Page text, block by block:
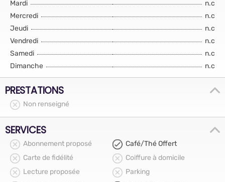
Mardi
n.c
Mercredi
n.c
Jeudi
n.c
Vendredi
n.c
Samedi
n.c
Dimanche
n.c
PRESTATIONS
Non renseigné
SERVICES
Abonnement proposé
Café/Thé Offert
Carte de fidélité
Coiffure à domicile
Lecture proposée
Parking